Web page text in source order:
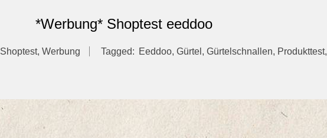
*Werbung* Shoptest eeddoo
Shoptest, Werbung Tagged: Eeddoo, Gürtel , Gürtelschnallen, Produkttest,